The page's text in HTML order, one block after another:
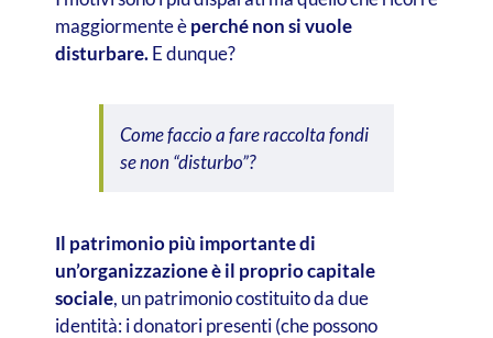
maggiormente èperché non si vuole
disturbare.E dunque?
Come faccio a fare raccolta fondi
se non “disturbo”?
Il patrimonio più importante di
un’organizzazione è il proprio capitale
sociale, un patrimonio costituito da due
identità: i donatori presenti (che possono